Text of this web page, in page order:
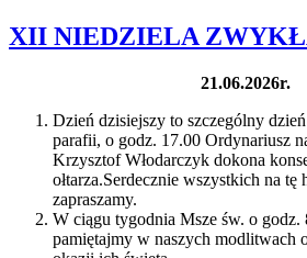
XII NIEDZIELA
21.06.2026r.
Dzień dzisiejszy to szczególny
parafii, o godz. 17.00 Ordynariusz
Krzysztof Włodarczyk dokona
ołtarza.Serdecznie wszystkich na tę
zapraszamy.
W ciągu tygodnia Msze św. o
pamiętajmy w naszych modlitwach